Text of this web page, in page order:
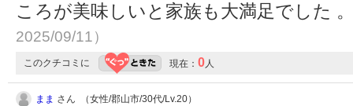
ころが美味しいと家族も大満足でした
2025/09/11）
このクチコミに 現在： 0人
まま さん （女性/郡山市/30代/Lv.20）